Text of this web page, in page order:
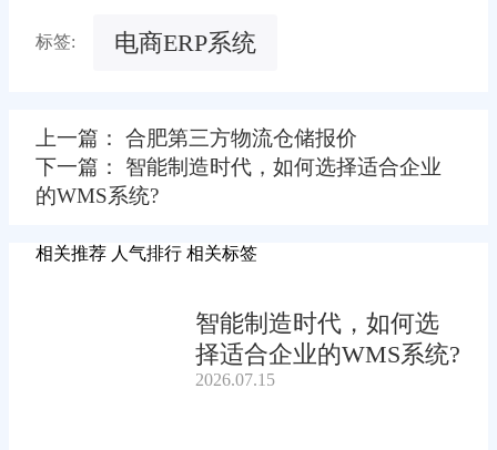
标签: 电商ERP系统
上一篇： 合肥第三方物流仓储报价
下一篇： 智能制造时代，如何选择适合企业
的WMS系统?
相关推荐 人气排行 相关标签
智能制造时代，如何选
择适合企业的WMS系统?
2026.07.15